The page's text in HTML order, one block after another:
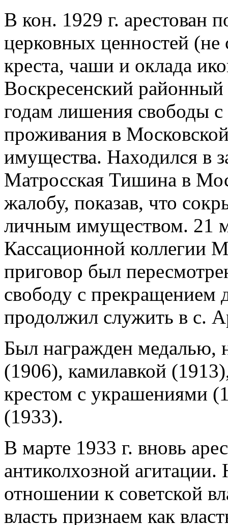
В кон. 1929 г. арестован
церковных ценностей
креста, чаши и оклада
Воскресенский
годам лишения свободы
проживания в
имущества. Находился в
Матросская Тишина в
жалобу, показав, что
личным имуществом. 21
Кассационной коллегии
приговор был
свободу с прекращением
продолжил служить в с.
Был награжден медалью,
(1906), камилавкой
крестом с украшениями
(1933).
В марте 1933 г. вновь
антиколхозной
отношении к советской
власть признаем как